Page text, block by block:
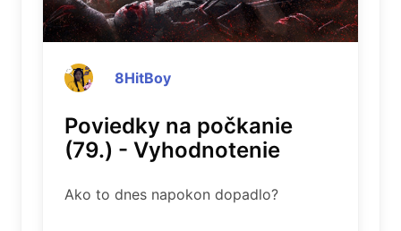
8HitBoy
Poviedky na počkanie
(79.) - Vyhodnotenie
Ako to dnes napokon dopadlo?